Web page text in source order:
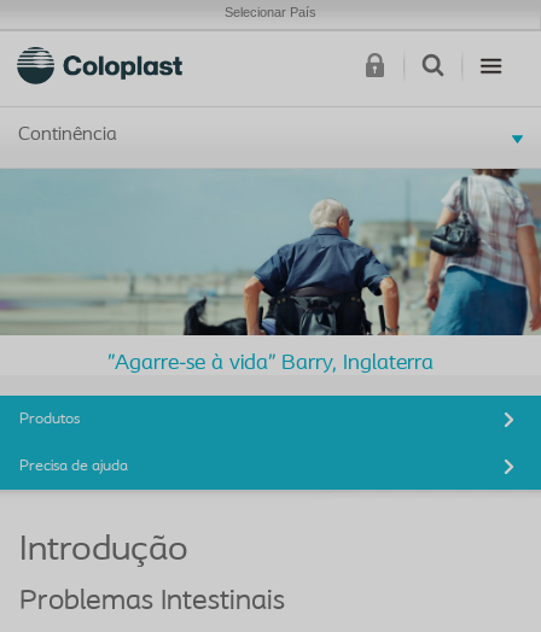
Selecionar País
Continência
"Agarre-se à vida" Barry, Inglaterra
Produtos
Precisa de ajuda
Introdução
Problemas Intestinais